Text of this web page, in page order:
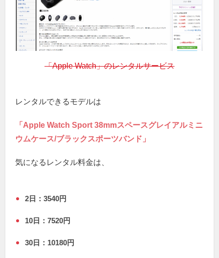
「Apple Watch」のレンタルサービス
レンタルできるモデルは
「Apple Watch Sport 38mmスペースグレイアルミニ
ウムケース/ブラックスポーツバンド」
気になるレンタル料金は、
2日：3540円
10日：7520円
30日：10180円